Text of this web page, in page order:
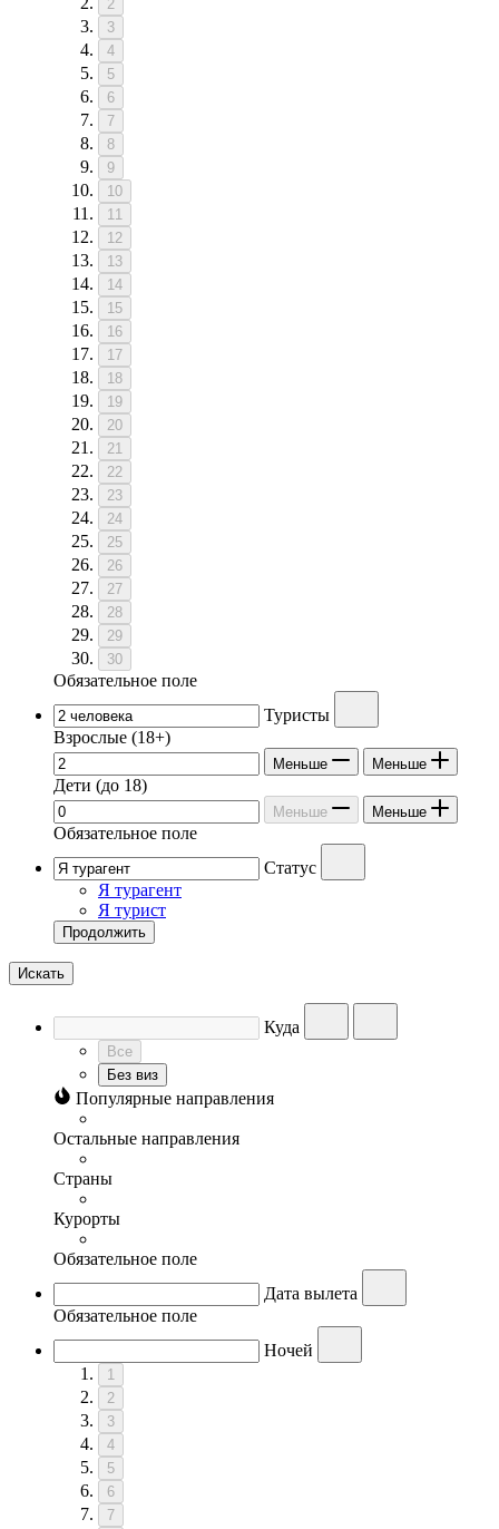
2
3
4
5
6
7
8
9
10
11
12
13
14
15
16
17
18
19
20
21
22
23
24
25
26
27
28
29
30
Обязательное поле
Туристы
Взрослые (18+)
Меньше Меньше
Дети (до 18)
Меньше Меньше
Обязательное поле
Статус
Я турагент
Я турист
Продолжить
Искать
Куда
Все
Без виз
Популярные направления
Остальные направления
Страны
Курорты
Обязательное поле
Дата вылета
Обязательное поле
Ночей
1
2
3
4
5
6
7